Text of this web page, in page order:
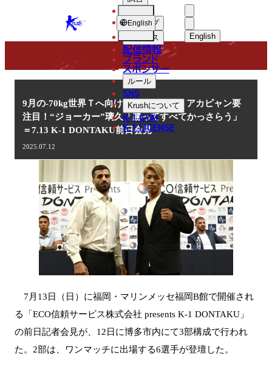
KRUSH English
한국어
中文（简体
ショップ
ニュース
配信情報
ブランド
スポンサー
ルール
SNS
Krushについて
K-1 GYM
K-1 LICENSE
English
NEWS
ニュース
9月の-70kg世界Ｔへ向け、ムシンスキ、アカピャン要
注目！“ジョーカー”璃久「勝ってすべてかっさらう」
＝7.13 K-1 DONTAKU前日会見
2025.07.12
7月13日（日）に福岡・マリンメッセ福岡B館で開催され
る「ECO信頼サービス株式会社 presents K-1 DONTAKU」
の前日記者会見が、12日に博多市内にて3部構成で行われ
た。2部は、ワンマッチに出場する6選手が登壇した。